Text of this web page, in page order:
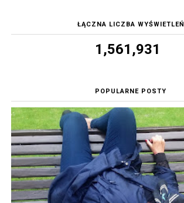
ŁĄCZNA LICZBA WYŚWIETLEŃ
1,561,931
POPULARNE POSTY